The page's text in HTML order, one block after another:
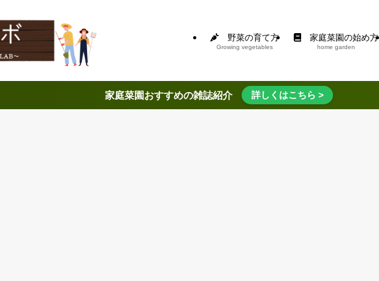
野菜の育て方
Growing vegetables
家庭菜園の始め方
home garden
家庭菜園おすすめの雑誌紹介 詳しくはこちら >